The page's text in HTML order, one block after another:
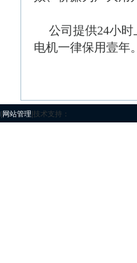
公司提供24小时
电机一律保用壹年
网站管理 |技术支持：